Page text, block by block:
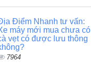
Điểm Nhanh tư vấn:
máy mới mua chưa có
vẹt có được lưu thông
7964